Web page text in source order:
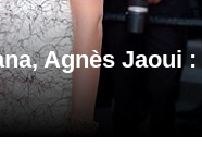
Agnès Jaoui